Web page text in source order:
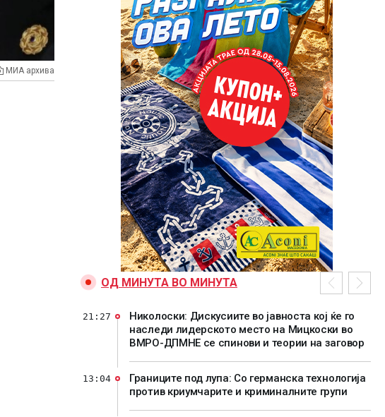
МИА архива
ОД МИНУТА ВО МИНУТА
Николоски: Дискусиите во јавноста кој ќе го
наследи лидерското место на Мицкоски во
ВМРО-ДПМНЕ се спинови и теории на заговор
21:27
Границите под лупа: Со германска технологија
против криумчарите и криминалните групи
13:04